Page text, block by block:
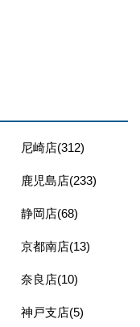
尼崎店(312)
鹿児島店(233)
静岡店(68)
京都南店(13)
奈良店(10)
神戸支店(5)